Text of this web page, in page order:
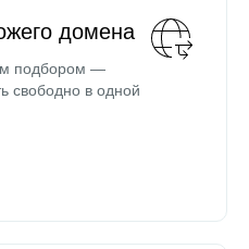
домена
подбором —
свободно в одной